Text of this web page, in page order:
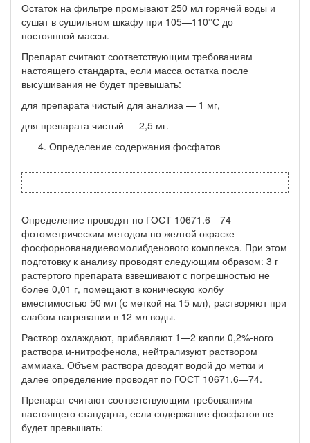
Остаток на фильтре промывают 250 мл горячей воды и
сушат в сушильном шкафу при 105—110°С до
постоянной массы.
Препарат считают соответствующим требованиям
настоящего стандарта, если масса остатка после
высушивания не будет пре­вышать:
для препарата чистый для анализа — 1 мг,
для препарата чистый — 2,5 мг.
Определение содержания фосфатов
Определение проводят по ГОСТ 10671.6—74
фотометрическим методом по желтой окраске
фосфорнованадиевомолибденового комплекса. При этом
подготовку к анализу проводят следующим образом: 3 г
растертого препарата взвешивают с погрешностью не
более 0,01 г, помещают в коническую колбу
вместимостью 50 мл (с меткой на 15 мл), растворяют при
слабом нагревании в 12 мл воды.
Раствор охлаждают, прибавляют 1—2 капли 0,2%-ного
раст­вора и-нитрофенола, нейтрализуют раствором
аммиака. Объем раствора доводят водой до метки и
далее определение проводят по ГОСТ 10671.6—74.
Препарат считают соответствующим требованиям
настоящего стандарта, если содержание фосфатов не
будет превышать: